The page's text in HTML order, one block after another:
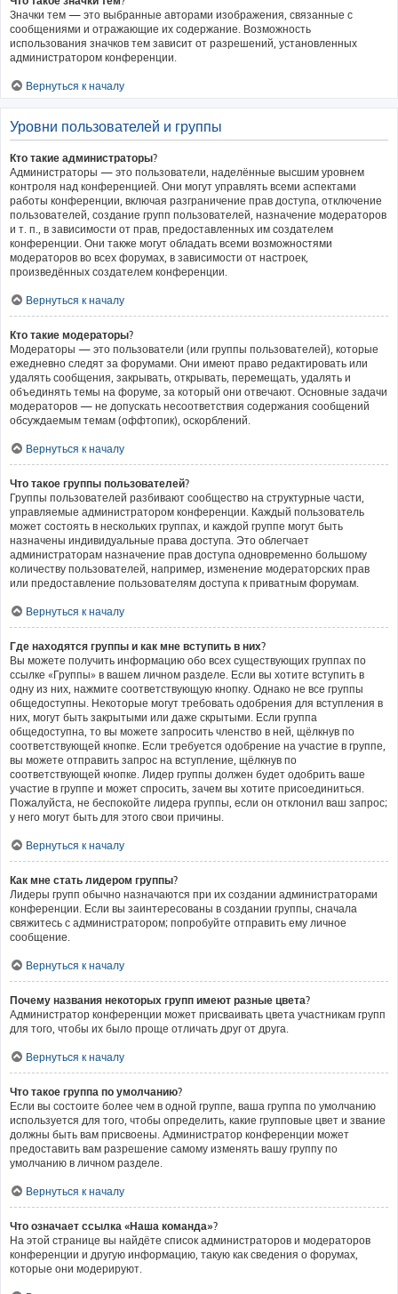
Значки тем — это выбранные авторами изображения, связанные с
сообщениями и отражающие их содержание. Возможность
использования значков тем зависит от разрешений, установленных
администратором конференции.
Вернуться к началу
Уровни пользователей и группы
Кто такие администраторы?
Администраторы — это пользователи, наделённые высшим уровнем
контроля над конференцией. Они могут управлять всеми аспектами
работы конференции, включая разграничение прав доступа, отключение
пользователей, создание групп пользователей, назначение модераторов
и т. п., в зависимости от прав, предоставленных им создателем
конференции. Они также могут обладать всеми возможностями
модераторов во всех форумах, в зависимости от настроек,
произведённых создателем конференции.
Вернуться к началу
Кто такие модераторы?
Модераторы — это пользователи (или группы пользователей), которые
ежедневно следят за форумами. Они имеют право редактировать или
удалять сообщения, закрывать, открывать, перемещать, удалять и
объединять темы на форуме, за который они отвечают. Основные задачи
модераторов — не допускать несоответствия содержания сообщений
обсуждаемым темам (оффтопик), оскорблений.
Вернуться к началу
Что такое группы пользователей?
Группы пользователей разбивают сообщество на структурные части,
управляемые администратором конференции. Каждый пользователь
может состоять в нескольких группах, и каждой группе могут быть
назначены индивидуальные права доступа. Это облегчает
администраторам назначение прав доступа одновременно большому
количеству пользователей, например, изменение модераторских прав
или предоставление пользователям доступа к приватным форумам.
Вернуться к началу
Где находятся группы и как мне вступить в них?
Вы можете получить информацию обо всех существующих группах по
ссылке «Группы» в вашем личном разделе. Если вы хотите вступить в
одну из них, нажмите соответствующую кнопку. Однако не все группы
общедоступны. Некоторые могут требовать одобрения для вступления в
них, могут быть закрытыми или даже скрытыми. Если группа
общедоступна, то вы можете запросить членство в ней, щёлкнув по
соответствующей кнопке. Если требуется одобрение на участие в группе,
вы можете отправить запрос на вступление, щёлкнув по
соответствующей кнопке. Лидер группы должен будет одобрить ваше
участие в группе и может спросить, зачем вы хотите присоединиться.
Пожалуйста, не беспокойте лидера группы, если он отклонил ваш запрос;
у него могут быть для этого свои причины.
Вернуться к началу
Как мне стать лидером группы?
Лидеры групп обычно назначаются при их создании администраторами
конференции. Если вы заинтересованы в создании группы, сначала
свяжитесь с администратором; попробуйте отправить ему личное
сообщение.
Вернуться к началу
Почему названия некоторых групп имеют разные цвета?
Администратор конференции может присваивать цвета участникам групп
для того, чтобы их было проще отличать друг от друга.
Вернуться к началу
Что такое группа по умолчанию?
Если вы состоите более чем в одной группе, ваша группа по умолчанию
используется для того, чтобы определить, какие групповые цвет и звание
должны быть вам присвоены. Администратор конференции может
предоставить вам разрешение самому изменять вашу группу по
умолчанию в личном разделе.
Вернуться к началу
Что означает ссылка «Наша команда»?
На этой странице вы найдёте список администраторов и модераторов
конференции и другую информацию, такую как сведения о форумах,
которые они модерируют.